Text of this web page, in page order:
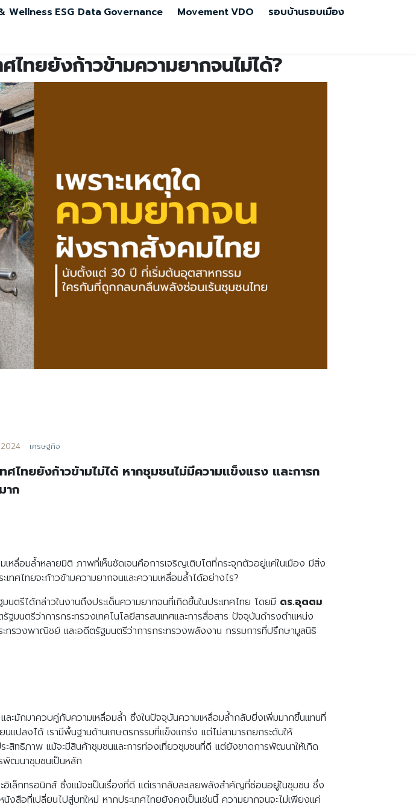
Wellness ESG Data Governance MovementVDO รอบบ้านรอบเมือง
ทยยังก้าวข้ามความยากจนไม่ได้?
เศรษฐกิจ
ไทยยังก้าวข้ามไม่ได้ หากชุมชนไม่มีความแข็งแรง และการก
าก
หลื่อมล้ำหลายมิติ ภาพที่เห็นชัดเจนคือการเจริญเติบโตที่กระจุกตัวอยู่แค่ในเมือง มีสิ่ง
ศไทยจะก้าวข้ามความยากจนและความเหลื่อมล้ำได้อย่างไร?
รีได้กล่าวในงานถึงประเด็นความยากจนที่เกิดขึ้นในประเทศไทย โดยมี ดร.อุตตม
นตรีว่าการกระทรวงเทคโนโลยีสารสนเทศและการสื่อสาร ปัจจุบันดำรงตำแหน่ง
ทรวงพาณิชย์ และอดีตรัฐมนตรีว่าการกระทรวงพลังงาน กรรมการที่ปรึกษามูลนิธิ
ะมักมาควบคู่กับความเหลื่อมล้ำ ซึ่งในปัจจุบันความเหลื่อมล้ำกลับยิ่งเพิ่มมากขึ้นแทนที่
แปลงได้ เรามีพื้นฐานด้านเกษตรกรรมที่แข็งแกร่ง แต่ไม่สามารถยกระดับให้
ทธิภาพ แม้จะมีสินค้าชุมชนและการท่องเที่ยวชุมชนที่ดี แต่ยังขาดการพัฒนาให้เกิด
พัฒนาชุมชนเป็นหลัก
ล็กทรอนิกส์ ซึ่งแม้จะเป็นเรื่องที่ดี แต่เรากลับละเลยพลังสำคัญที่ซ่อนอยู่ในชุมชน ซึ่ง
สือที่เปลี่ยนไปสู่บทใหม่ หากประเทศไทยยังคงเป็นเช่นนี้ ความยากจนจะไม่เพียงแค่